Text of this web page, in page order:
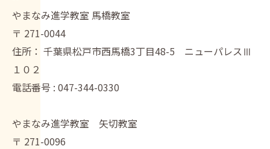
やまなみ進学教室 馬橋教室
〒 271-0044
住所： 千葉県松戸市西馬橋3丁目48-5 ニューパレスⅢ
１０２
電話番号 : 047-344-0330
やまなみ進学教室 矢切教室
〒 271-0096